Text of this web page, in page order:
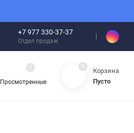
+7 977 330-37-37
Отдел продаж
Просмотренные
0 0
Корзина
Пусто